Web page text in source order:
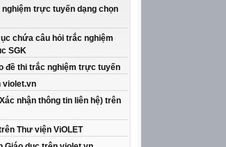
nghiệm trực tuyến dạng chọn
chứa câu hỏi trắc nghiệm
SGK
đề thi trắc nghiệm trực tuyến
violet.vn
nhận thông tin liên hệ) trên
Thư viện ViOLET